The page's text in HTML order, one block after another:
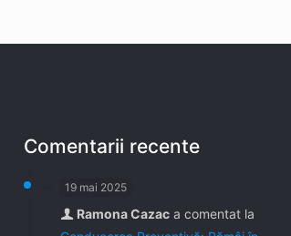
Comentarii recente
19 mai 2025
Ramona Cazac a comentat la